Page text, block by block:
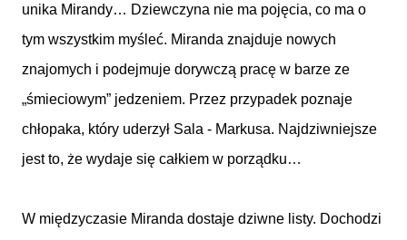
unika Mirandy… Dziewczyna nie ma pojęcia, co ma o
tym wszystkim myśleć. Miranda znajduje nowych
znajomych i podejmuje dorywczą pracę w barze ze
„śmieciowym” jedzeniem. Przez przypadek poznaje
chłopaka, który uderzył Sala - Markusa. Najdziwniejsze
jest to, że wydaje się całkiem w porządku…
W międzyczasie Miranda dostaje dziwne listy. Dochodzi